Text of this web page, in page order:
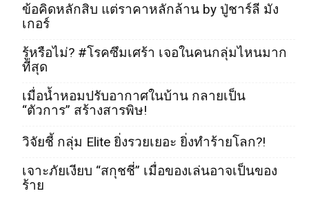
ข้อคิดหลักสิบ แต่ราคาหลักล้าน by ปู่ชาร์ลี มัง
เกอร์
รู้หรือไม่? #โรคซึมเศร้า เจอในคนกลุ่มไหนมาก
ที่สุด
เมื่อน้ำหอมปรับอากาศในบ้าน กลายเป็น
“ตัวการ” สร้างสารพิษ!
วิจัยชี้ กลุ่ม Elite ยิ่งรวยเยอะ ยิ่งทำร้ายโลก?!
เจาะภัยเงียบ “สกุชชี่” เมื่อของเล่นอาจเป็นของ
ร้าย